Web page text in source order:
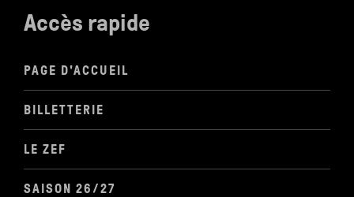
Accès rapide
PAGE D'ACCUEIL
BILLETTERIE
LE ZEF
SAISON 26/27